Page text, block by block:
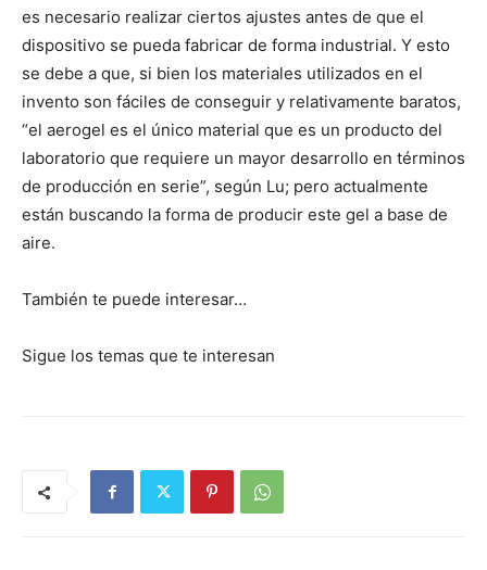
es necesario realizar ciertos ajustes antes de que el
dispositivo se pueda fabricar de forma industrial. Y esto
se debe a que, si bien los materiales utilizados en el
invento son fáciles de conseguir y relativamente baratos,
“el aerogel es el único material que es un producto del
laboratorio que requiere un mayor desarrollo en términos
de producción en serie”, según Lu; pero actualmente
están buscando la forma de producir este gel a base de
aire.
También te puede interesar…
Sigue los temas que te interesan